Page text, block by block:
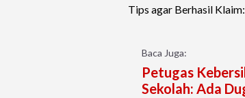
Tips agar Berhasil Klaim:
Baca Juga:
Petugas
Sekolah: Ada